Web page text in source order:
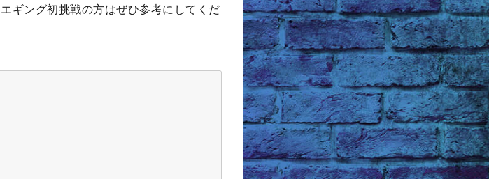
ギング初挑戦の方はぜひ参考にしてくだ